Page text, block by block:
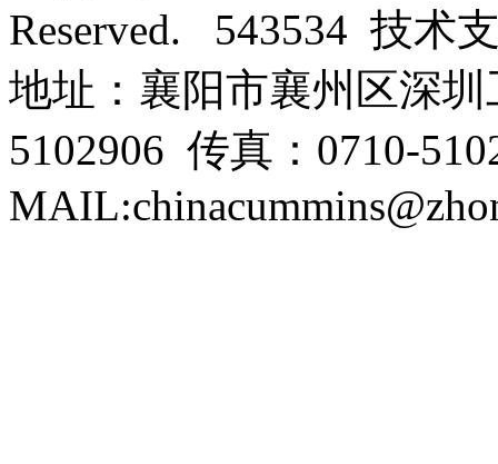
Reserved. 543534 技术
地址：襄阳市襄州区深
5102906 传真：0710-